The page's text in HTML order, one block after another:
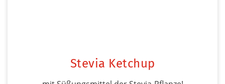
Stevia Ketchup